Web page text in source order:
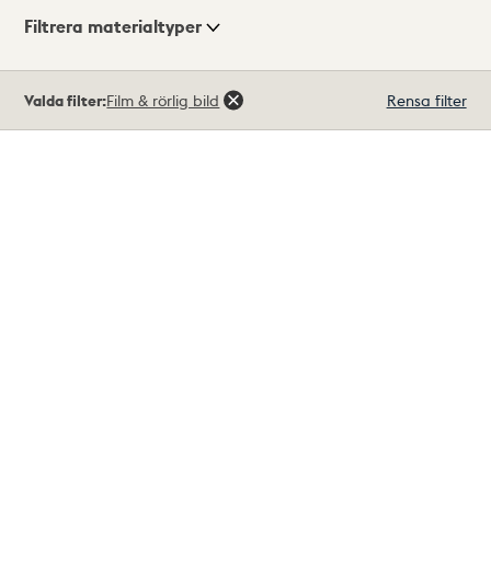
Visningsläge
Filtrera materialtyper
träffar
Valda filter:Film & rörlig bild Rensa filter